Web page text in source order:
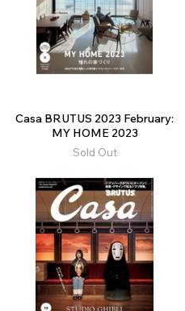
Casa BRUTUS 2023 February:
MY HOME 2023
Sold Out